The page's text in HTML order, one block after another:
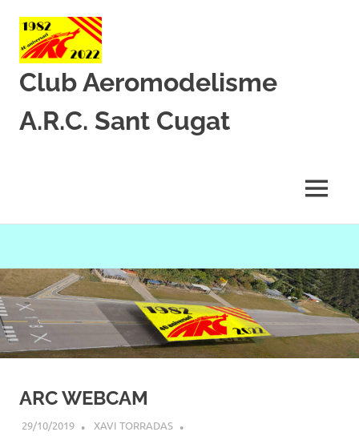
Skip
to
content
Club Aeromodelisme
A.R.C. Sant Cugat
MENU
ARC WEBCAM
29/10/2019 XAVI TORRADAS